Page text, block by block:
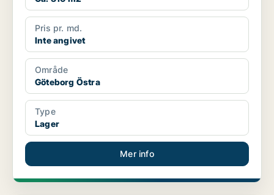
Pris pr. md.
Inte angivet
Område
Göteborg Östra
Type
Lager
Mer info